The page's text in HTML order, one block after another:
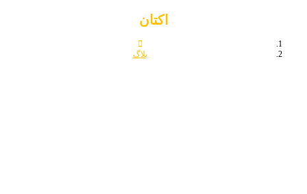
اکتان
بلاگ